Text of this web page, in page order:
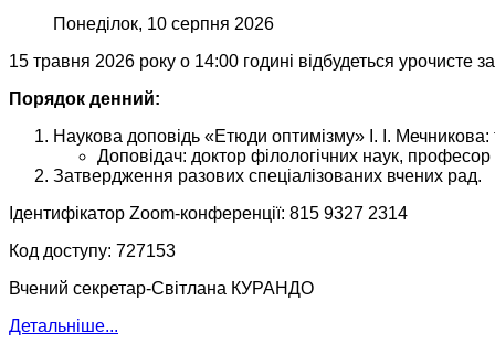
Понеділок, 10 серпня 2026
15 травня 2026 року о 14:00 годині відбудеться урочисте
Порядок денний:
Наукова доповідь «Етюди оптимізму» І. І.
Доповідач: доктор філологічних наук,
Затвердження разових спеціалізованих вчених рад.
Ідентифікатор Zoom-конференції: 815 9327 2314
Код доступу: 727153
Вчений секретар-Світлана КУРАНДО
Детальніше...